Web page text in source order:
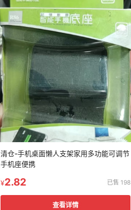
清仓-手机桌面懒人支架家用多功能可调节
手机座便携
¥2.82 已售 198
查看详情